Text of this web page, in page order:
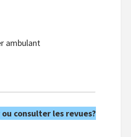
ambulant
consulter les revues?